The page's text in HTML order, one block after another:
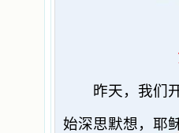
昨天，我们
始深思默想，耶